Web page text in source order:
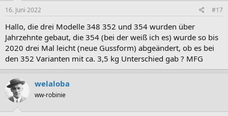
16. Juni 2022 #17
Hallo, die drei Modelle 348 352 und 354 wurden über
Jahrzehnte gebaut, die 354 (bei der weiß ich es) wurde so bis
2020 drei Mal leicht (neue Gussform) abgeändert, ob es bei
den 352 Varianten mit ca. 3,5 kg Unterschied gab ? MFG
welaloba
ww-robinie